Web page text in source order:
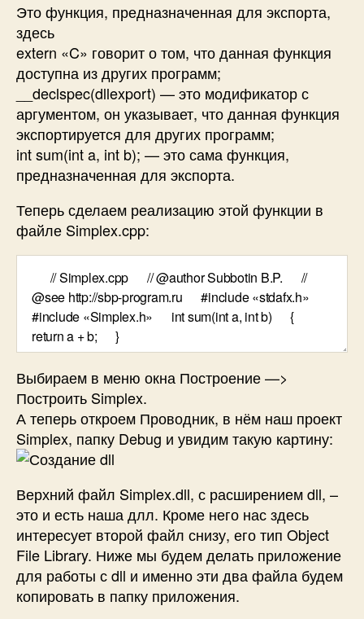
Это функция, предназначенная для экспорта,
здесь
extern «C» говорит о том, что данная функция
доступна из других программ;
__declspec(dllexport) — это модификатор с
аргументом, он указывает, что данная функция
экспортируется для других программ;
int sum(int a, int b); — это сама функция,
предназначенная для экспорта.
Теперь сделаем реализацию этой функции в
файле Simplex.cpp:
Выбираем в меню окна Построение —>
Построить Simplex.
А теперь откроем Проводник, в нём наш проект
Simplex, папку Debug и увидим такую картину:
Верхний файл Simplex.dll, с расширением dll, –
это и есть наша длл. Кроме него нас здесь
интересует второй файл снизу, его тип Object
File Library. Ниже мы будем делать приложение
для работы с dll и именно эти два файла будем
копировать в папку приложения.